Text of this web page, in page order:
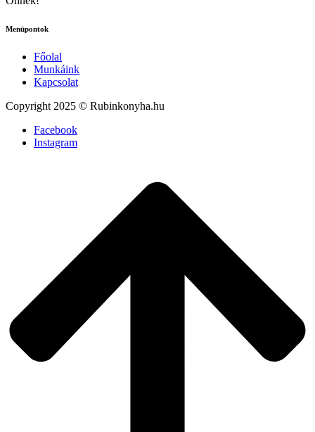
Menüpontok
Főolal
Munkáink
Kapcsolat
Copyright 2025 © Rubinkonyha.hu
Facebook
Instagram